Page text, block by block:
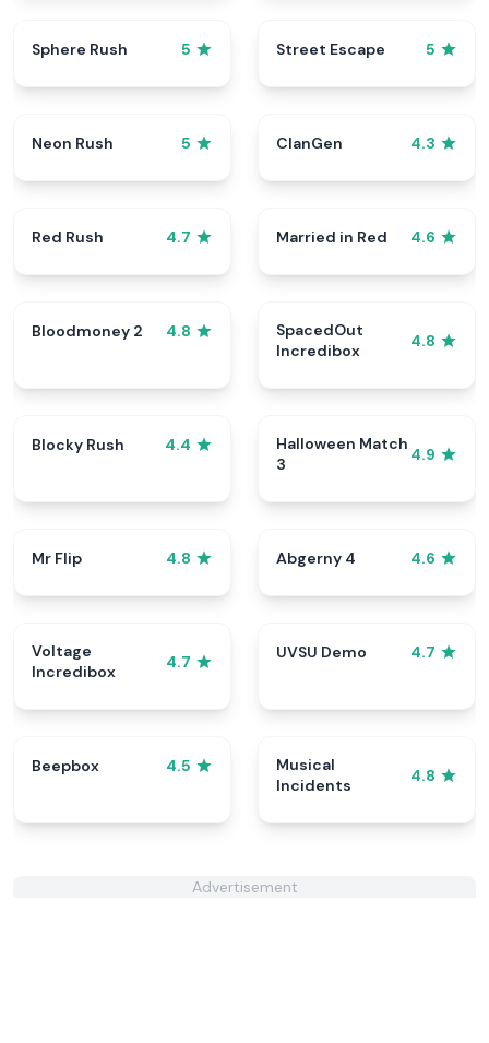
Sphere Rush 5 Street Escape 5
Neon Rush 5 ClanGen 4.3
Red Rush 4.7 Married in Red 4.6
Bloodmoney 2 4.8
SpacedOut
Incredibox
4.8
Blocky Rush 4.4
Halloween Match
3
4.9
Mr Flip 4.8 Abgerny 4 4.6
Voltage
Incredibox
4.7
UVSU Demo 4.7
Beepbox 4.5
Musical
Incidents
4.8
Advertisement